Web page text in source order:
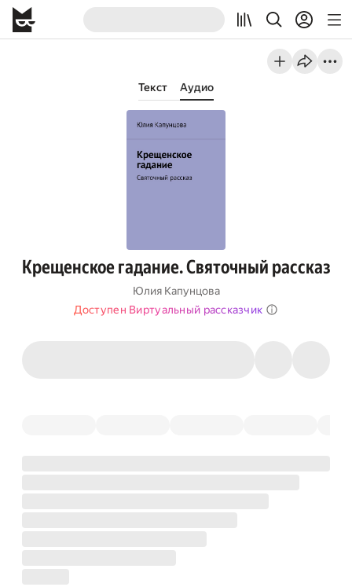
Текст Аудио
Крещенское гадание. Святочный рассказ
Юлия Капунцова
Доступен Виртуальный рассказчик